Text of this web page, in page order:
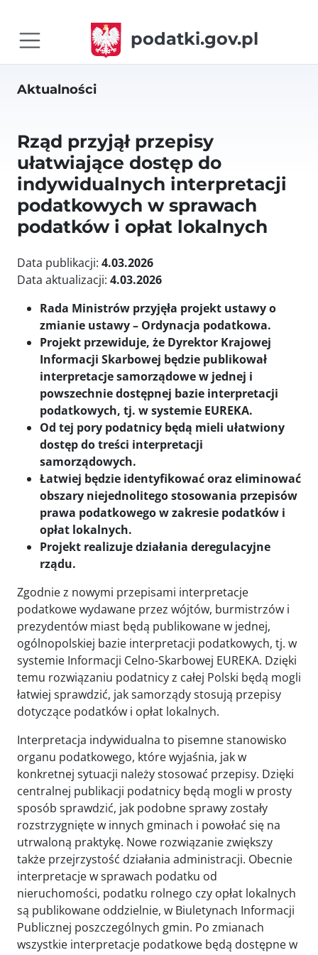
podatki.gov.pl
Aktualności
Rząd przyjął przepisy
ułatwiające dostęp do
indywidualnych interpretacji
podatkowych w sprawach
podatków i opłat lokalnych
Data publikacji: 4.03.2026
Data aktualizacji: 4.03.2026
Rada Ministrów przyjęła projekt ustawy o
zmianie ustawy – Ordynacja podatkowa.
Projekt przewiduje, że Dyrektor Krajowej
Informacji Skarbowej będzie publikował
interpretacje samorządowe w jednej i
powszechnie dostępnej bazie interpretacji
podatkowych, tj. w systemie EUREKA.
Od tej pory podatnicy będą mieli ułatwiony
dostęp do treści interpretacji
samorządowych.
Łatwiej będzie identyfikować oraz eliminować
obszary niejednolitego stosowania przepisów
prawa podatkowego w zakresie podatków i
opłat lokalnych.
Projekt realizuje działania deregulacyjne
rządu.
Zgodnie z nowymi przepisami interpretacje
podatkowe wydawane przez wójtów, burmistrzów i
prezydentów miast będą publikowane w jednej,
ogólnopolskiej bazie interpretacji podatkowych, tj. w
systemie Informacji Celno-Skarbowej EUREKA. Dzięki
temu rozwiązaniu podatnicy z całej Polski będą mogli
łatwiej sprawdzić, jak samorządy stosują przepisy
dotyczące podatków i opłat lokalnych.
Interpretacja indywidualna to pisemne stanowisko
organu podatkowego, które wyjaśnia, jak w
konkretnej sytuacji należy stosować przepisy. Dzięki
centralnej publikacji podatnicy będą mogli w prosty
sposób sprawdzić, jak podobne sprawy zostały
rozstrzygnięte w innych gminach i powołać się na
utrwaloną praktykę. Nowe rozwiązanie zwiększy
także przejrzystość działania administracji. Obecnie
interpretacje w sprawach podatku od
nieruchomości, podatku rolnego czy opłat lokalnych
są publikowane oddzielnie, w Biuletynach Informacji
Publicznej poszczególnych gmin. Po zmianach
wszystkie interpretacje podatkowe będą dostępne w